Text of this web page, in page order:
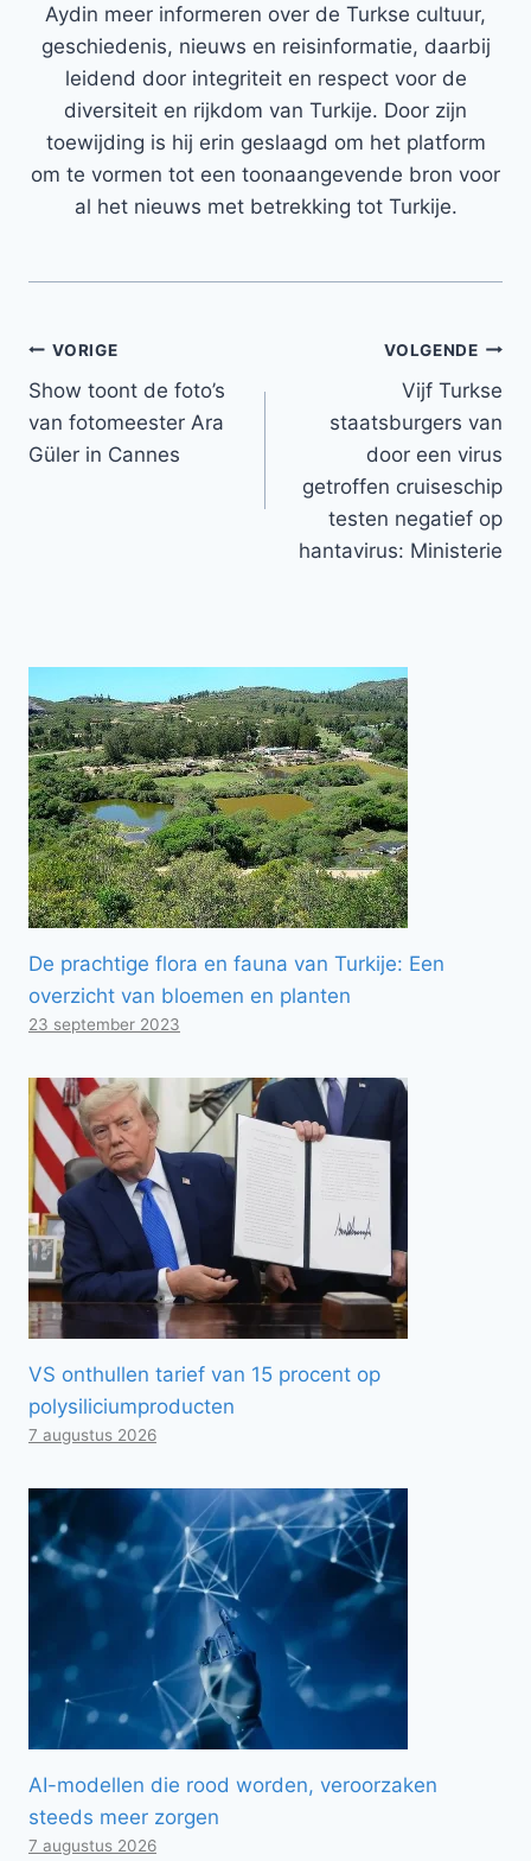
Aydin meer informeren over de Turkse cultuur,
geschiedenis, nieuws en reisinformatie, daarbij
leidend door integriteit en respect voor de
diversiteit en rijkdom van Turkije. Door zijn
toewijding is hij erin geslaagd om het platform
om te vormen tot een toonaangevende bron voor
al het nieuws met betrekking tot Turkije.
Bericht
navigatie
VORIGE
Show toont de foto’s
van fotomeester Ara
Güler in Cannes
VOLGENDE
Vijf Turkse
staatsburgers van
door een virus
getroffen cruiseschip
testen negatief op
hantavirus: Ministerie
De prachtige flora en fauna van Turkije: Een
overzicht van bloemen en planten
23 september 2023
VS onthullen tarief van 15 procent op
polysiliciumproducten
7 augustus 2026
AI-modellen die rood worden, veroorzaken
steeds meer zorgen
7 augustus 2026